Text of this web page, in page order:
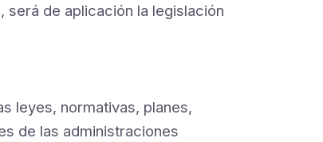
será de aplicación la legislación
leyes, normativas, planes,
de las administraciones